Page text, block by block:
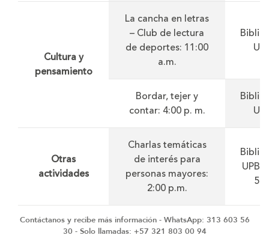
Cultura y
pensamiento
La cancha en letras
– Club de lectura
de deportes: 11:00
a.m.
Bordar, tejer y
contar: 4:00 p. m.
Otras
actividades
Charlas temáticas
de interés para
personas mayores:
2:00 p.m.
UPB,
Contáctanos y recibe más información - WhatsApp: 313 603 56
30 - Solo llamadas: +57 321 803 00 94